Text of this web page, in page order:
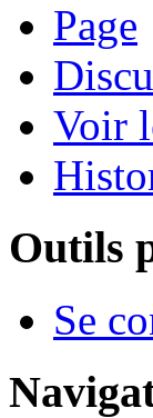
Page
Voir
Outils
Se